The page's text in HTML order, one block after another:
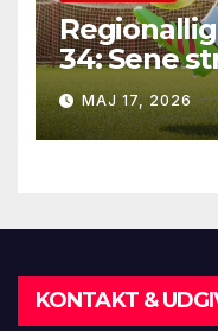
34: Sene
vending i
MAJ 17, 2026
KONTAKT &